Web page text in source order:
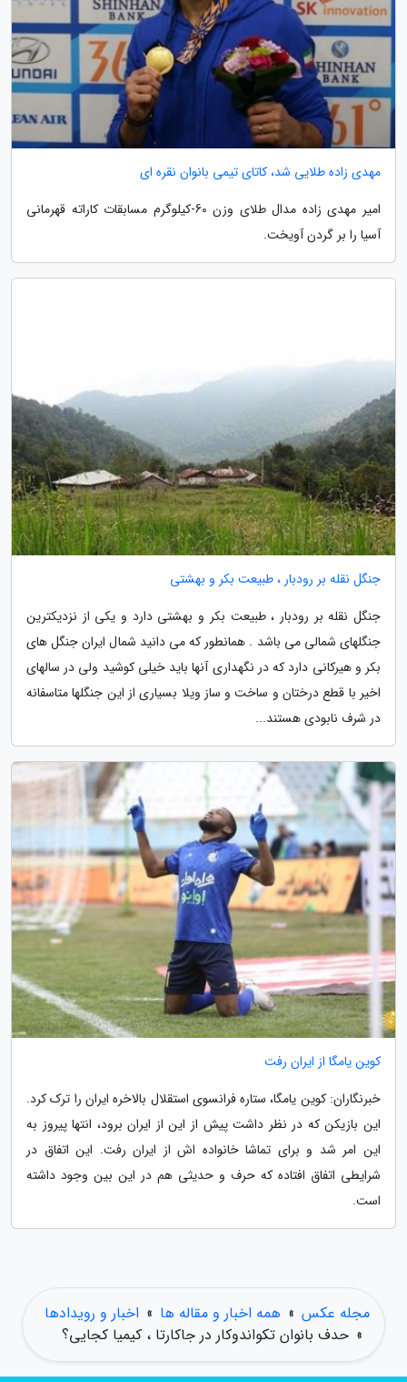
مهدی زاده طلایی شد، کاتای تیمی بانوان نقره ای
امیر مهدی زاده مدال طلای وزن 60-کیلوگرم مسابقات کاراته قهرمانی
آسیا را بر گردن آویخت.
جنگل نقله بر رودبار ، طبیعت بکر و بهشتی
جنگل نقله بر رودبار ، طبیعت بکر و بهشتی دارد و یکی از نزدیکترین
جنگلهای شمالی می باشد . همانطور که می دانید شمال ایران جنگل های
بکر و هیرکانی دارد که در نگهداری آنها باید خیلی کوشید ولی در سالهای
اخیر با قطع درختان و ساخت و ساز ویلا بسیاری از این جنگلها متاسفانه
در شرف نابودی هستند...
کوین یامگا از ایران رفت
خبرنگاران: کوین یامگا، ستاره فرانسوی استقلال بالاخره ایران را ترک کرد.
این بازیکن که در نظر داشت پیش از این از ایران برود، انتها پیروز به
این امر شد و برای تماشا خانواده اش از ایران رفت. این اتفاق در
شرایطی اتفاق افتاده که حرف و حدیثی هم در این بین وجود داشته
است.
مجله عکس » همه اخبار و مقاله ها » اخبار و رویدادها
» حدف بانوان تکواندوکار در جاکارتا ، کیمیا کجایی؟